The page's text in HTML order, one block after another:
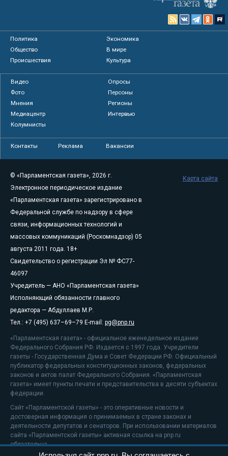
Политика
Экономика
Общество
В мире
Происшествия
Культура
Видео
Опросы
Фото
Персоны
Мнения
Регионы
Медиацентр
Интервью
Колумнисты
Контакты Реклама Вакансии
© «Парламентская газета», 2026 г.
Электронное периодическое издание
«Парламентская газета» зарегистрировано в
Федеральной службе по надзору в сфере
связи, информационных технологий и
массовых коммуникаций (Роскомнадзор) 05
августа 2011 года. 18+
Свидетельство о регистрации Эл № ФС77-
46097
Учредитель — АНО «Парламентская газета»
Исполняющий обязанности главного
редактора — Абдуллаев М.Р.
Тел.: +7 (495) 637–69–79 E-mail: pg@pnp.ru
«Парламентская газета» - официальное еженедельное издание
Федерального Собрания РФ. Издается с 1997 года. Учредители
газеты - Государственная Дума и Совет Федерации РФ. Официальный
публикатор федеральных конституционных законов, федеральных
законов и актов палат Федерального Собрания. «Парламентская
газета» имеет пункты печати и представительства в десяти субъектах
федерации.
Сайт «Парламентской газеты» - это оперативные новости и
достоверная информация о принимаемых в стране законах и
деятельности депутатов и сенаторов. При использовании материалов
сайта «Парламентской газеты» активная ссылка на pnp.ru
обязательна.
Карта сайта